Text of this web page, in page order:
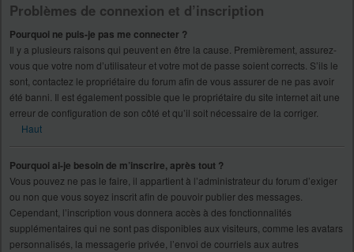
Problèmes de connexion et d’inscription
Pourquoi ne puis-je pas me connecter ?
Il y a plusieurs raisons qui peuvent en être la cause. Premièrement, assurez-
vous que votre nom d’utilisateur et votre mot de passe soient corrects. S’ils le
sont, contactez le propriétaire du forum afin de vous assurer de ne pas avoir
été banni. Il est également possible que le propriétaire du site internet ait une
erreur de configuration de son côté et qu’il soit nécessaire de la corriger.
Haut
Pourquoi ai-je besoin de m’inscrire, après tout ?
Vous pouvez ne pas le faire, il appartient à l’administrateur du forum d’exiger
ou non que vous soyez inscrit afin de pouvoir publier des messages.
Cependant, l’inscription vous donnera accès à des fonctionnalités
supplémentaires qui ne sont pas disponibles aux visiteurs, comme les avatars
personnalisés, la messagerie privée, l’envoi de courriels aux autres